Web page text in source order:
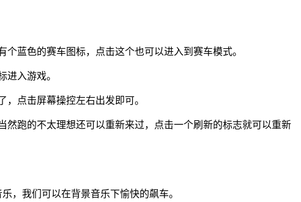
蓝色的赛车图标，点击这个也可以进入到赛车模式。
进入游戏。
点击屏幕操控左右出发即可。
跑的不太理想还可以重新来过，点击一个刷新的标志就可以重新
，我们可以在背景音乐下愉快的飙车。